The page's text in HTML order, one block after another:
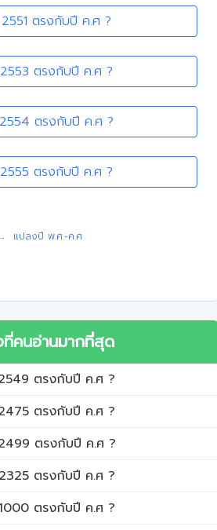
ตรงกับปี ค.ศ ?
ตรงกับปี ค.ศ ?
ตรงกับปี ค.ศ ?
ตรงกับปี ค.ศ ?
แปลงปี พ.ศ.-ค.ศ
ที่คนอ่านมากที่สุด
ตรงกับปี ค.ศ ?
ตรงกับปี ค.ศ ?
ตรงกับปี ค.ศ ?
ตรงกับปี ค.ศ ?
ตรงกับปี ค.ศ ?